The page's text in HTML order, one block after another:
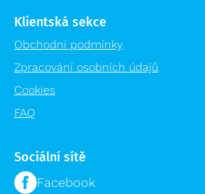
Klientská sekce
Obchodní podmínky
Zpracování osobních údajů
Cookies
FAQ
Sociální sítě
Facebook